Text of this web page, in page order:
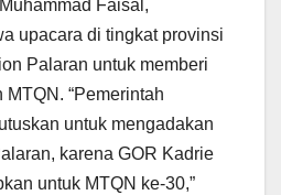
Faisal,
upacara di tingkat provinsi
Palaran untuk memberi
“Pemerintah
untuk mengadakan
karena GOR Kadrie
untuk MTQN ke-30,”